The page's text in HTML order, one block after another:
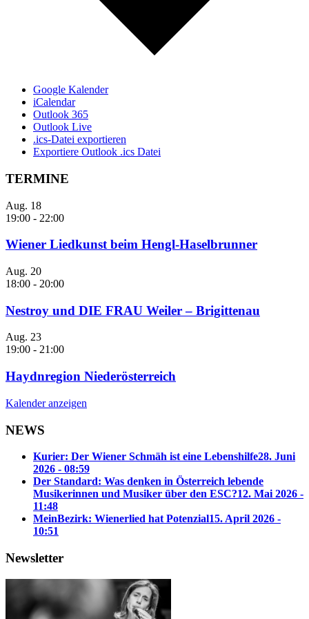
Google Kalender
iCalendar
Outlook 365
Outlook Live
.ics-Datei exportieren
Exportiere Outlook .ics Datei
TERMINE
Aug. 18
19:00 - 22:00
Wiener Liedkunst beim Hengl-Haselbrunner
Aug. 20
18:00 - 20:00
Nestroy und DIE FRAU Weiler – Brigittenau
Aug. 23
19:00 - 21:00
Haydnregion Niederösterreich
Kalender anzeigen
NEWS
Kurier: Der Wiener Schmäh ist eine Lebenshilfe28. Juni
2026 - 08:59
Der Standard: Was denken in Österreich lebende
Musikerinnen und Musiker über den ESC?12. Mai 2026 -
11:48
MeinBezirk: Wienerlied hat Potenzial15. April 2026 -
10:51
Newsletter